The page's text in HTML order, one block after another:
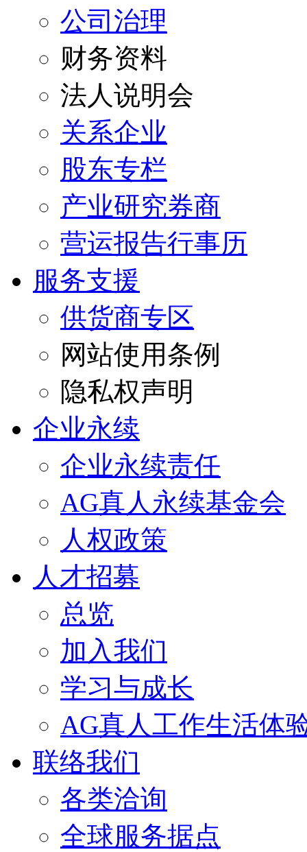
公司治理
财务资料
法人说明会
关系企业
股东专栏
产业研究券商
营运报告行事历
服务支援
供货商专区
网站使用条例
隐私权声明
企业永续
企业永续责任
AG真人永续基金会
人权政策
人才招募
总览
加入我们
学习与成长
AG真人工作生活体
联络我们
各类洽询
全球服务据点